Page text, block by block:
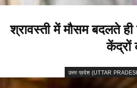
श्रावस्ती में मौसम बदलते
केंद्रों
उत्तर प्रदेश (UTTAR